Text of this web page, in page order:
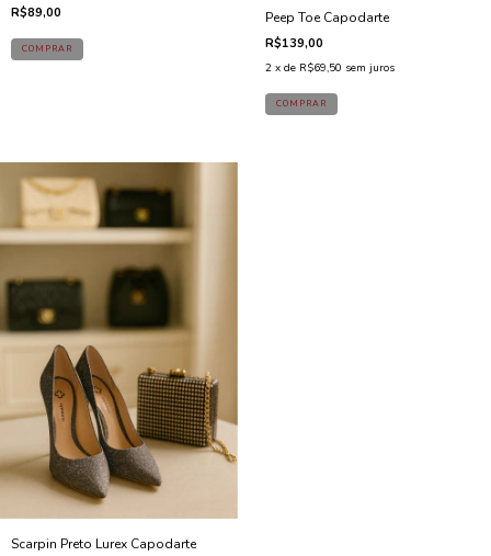
R$89,00 Peep Toe Capodarte
R$139,00
2 x de R$69,50 sem juros
Scarpin Preto Lurex Capodarte